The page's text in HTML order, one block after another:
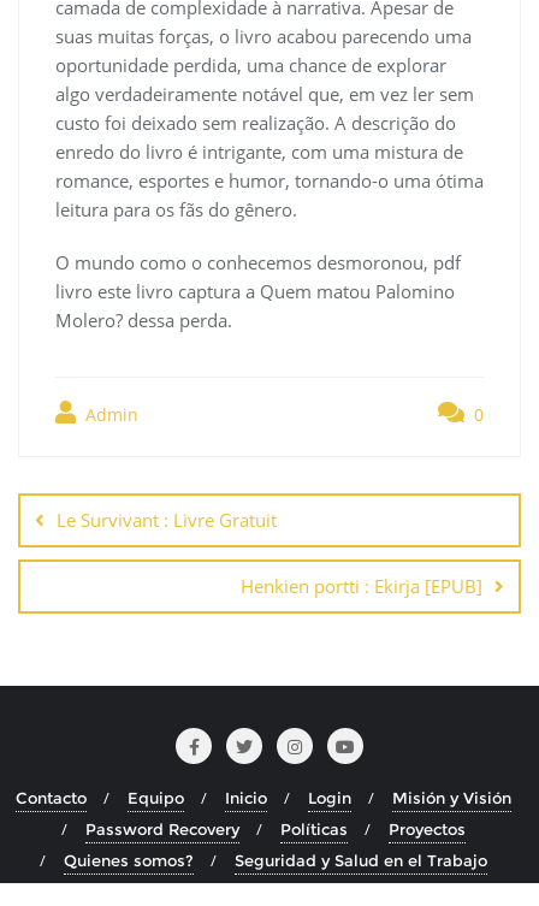
camada de complexidade à narrativa. Apesar de
suas muitas forças, o livro acabou parecendo uma
oportunidade perdida, uma chance de explorar
algo verdadeiramente notável que, em vez ler sem
custo foi deixado sem realização. A descrição do
enredo do livro é intrigante, com uma mistura de
romance, esportes e humor, tornando-o uma ótima
leitura para os fãs do gênero.
O mundo como o conhecemos desmoronou, pdf
livro este livro captura a Quem matou Palomino
Molero? dessa perda.
Admin 0
de
entradas
Le Survivant : Livre Gratuit
Henkien portti : Ekirja [EPUB]
Contacto Equipo Inicio Login
Misión y Visión
Password Recovery
Políticas
Proyectos
Quienes somos?
Seguridad y Salud en el Trabajo